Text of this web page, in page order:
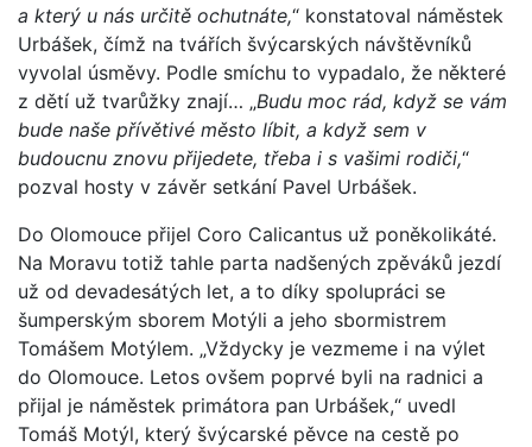
a který u nás určitě ochutnáte,“ konstatoval náměstek
Urbášek, čímž na tvářích švýcarských návštěvníků
vyvolal úsměvy. Podle smíchu to vypadalo, že některé
z dětí už tvarůžky znají… „Budu moc rád, když se vám
bude naše přívětivé město líbit, a když sem v
budoucnu znovu přijedete, třeba i s vašimi rodiči,“
pozval hosty v závěr setkání Pavel Urbášek.
Do Olomouce přijel Coro Calicantus už poněkolikáté.
Na Moravu totiž tahle parta nadšených zpěváků jezdí
už od devadesátých let, a to díky spolupráci se
šumperským sborem Motýli a jeho sbormistrem
Tomášem Motýlem. „Vždycky je vezmeme i na výlet
do Olomouce. Letos ovšem poprvé byli na radnici a
přijal je náměstek primátora pan Urbášek,“ uvedl
Tomáš Motýl, který švýcarské pěvce na cestě po